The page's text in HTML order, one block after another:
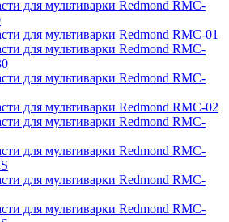
для мультиварки Redmond RMC-
для мультиварки Redmond RMC-01
для мультиварки Redmond RMC-
для мультиварки Redmond RMC-
для мультиварки Redmond RMC-02
для мультиварки Redmond RMC-
для мультиварки Redmond RMC-
для мультиварки Redmond RMC-
для мультиварки Redmond RMC-